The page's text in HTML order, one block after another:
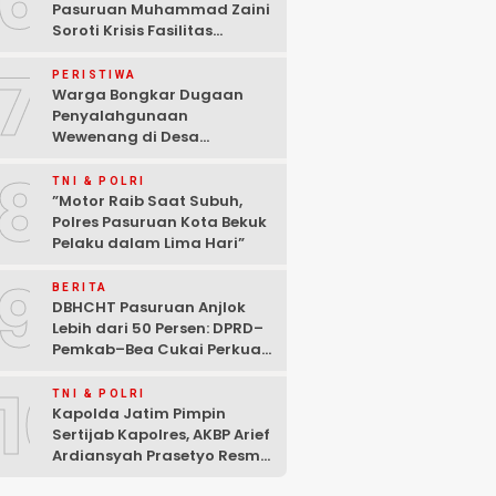
Pasuruan Muhammad Zaini
Soroti Krisis Fasilitas
Anggaran
PERISTIWA
Warga Bongkar Dugaan
Penyalahgunaan
Wewenang di Desa
Mencuat
TNI & POLRI
‎”Motor Raib Saat Subuh,
Polres Pasuruan Kota Bekuk
Pelaku dalam Lima Hari” ‎
BERITA
DBHCHT Pasuruan Anjlok
Lebih dari 50 Persen: DPRD–
Pemkab–Bea Cukai Perkuat
Rokok Ilegal
TNI & POLRI
Kapolda Jatim Pimpin
Sertijab Kapolres, AKBP Arief
Ardiansyah Prasetyo Resmi